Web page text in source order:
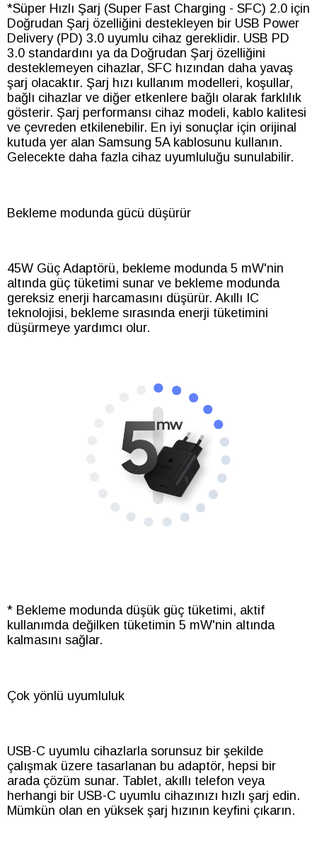
*Süper Hızlı Şarj (Super Fast Charging - SFC) 2.0 için
Doğrudan Şarj özelliğini destekleyen bir USB Power
Delivery (PD) 3.0 uyumlu cihaz gereklidir. USB PD
3.0 standardını ya da Doğrudan Şarj özelliğini
desteklemeyen cihazlar, SFC hızından daha yavaş
şarj olacaktır. Şarj hızı kullanım modelleri, koşullar,
bağlı cihazlar ve diğer etkenlere bağlı olarak farklılık
gösterir. Şarj performansı cihaz modeli, kablo kalitesi
ve çevreden etkilenebilir. En iyi sonuçlar için orijinal
kutuda yer alan Samsung 5A kablosunu kullanın.
Gelecekte daha fazla cihaz uyumluluğu sunulabilir.
Bekleme modunda gücü düşürür
45W Güç Adaptörü, bekleme modunda 5 mW'nin
altında güç tüketimi sunar ve bekleme modunda
gereksiz enerji harcamasını düşürür. Akıllı IC
teknolojisi, bekleme sırasında enerji tüketimini
düşürmeye yardımcı olur.
* Bekleme modunda düşük güç tüketimi, aktif
kullanımda değilken tüketimin 5 mW'nin altında
kalmasını sağlar.
Çok yönlü uyumluluk
USB-C uyumlu cihazlarla sorunsuz bir şekilde
çalışmak üzere tasarlanan bu adaptör, hepsi bir
arada çözüm sunar. Tablet, akıllı telefon veya
herhangi bir USB-C uyumlu cihazınızı hızlı şarj edin.
Mümkün olan en yüksek şarj hızının keyfini çıkarın.